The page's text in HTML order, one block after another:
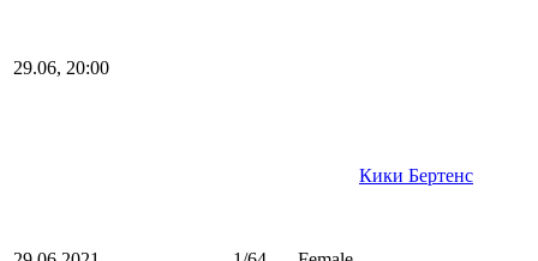
29.06, 20:00
Кики Бертенс